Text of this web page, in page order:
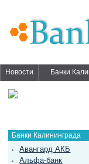
Новости Банки
Банки Калининграда
Авангард АКБ
Альфа-банк